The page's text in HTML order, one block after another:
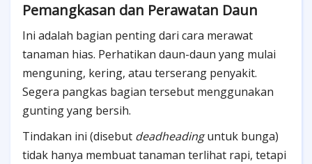
Pemangkasan dan Perawatan Daun
Ini adalah bagian penting dari cara merawat
tanaman hias. Perhatikan daun-daun yang mulai
menguning, kering, atau terserang penyakit.
Segera pangkas bagian tersebut menggunakan
gunting yang bersih.
Tindakan ini (disebut deadheadinguntuk bunga)
tidak hanya membuat tanaman terlihat rapi, tetapi